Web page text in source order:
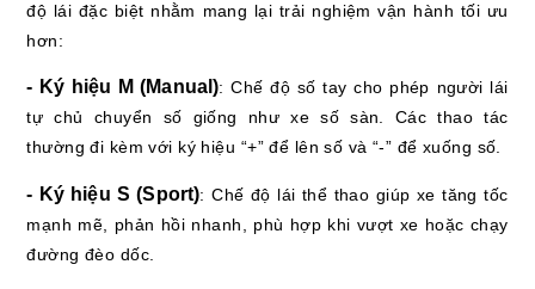
độ lái đặc biệt nhằm mang lại trải nghiệm vận hành tối ưu
hơn:
- Ký hiệu M (Manual): Chế độ số tay cho phép người lái
tự chủ chuyển số giống như xe số sàn. Các thao tác
thường đi kèm với ký hiệu “+” để lên số và “-” để xuống số.
- Ký hiệu S (Sport): Chế độ lái thể thao giúp xe tăng tốc
mạnh mẽ, phản hồi nhanh, phù hợp khi vượt xe hoặc chạy
đường đèo dốc.